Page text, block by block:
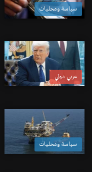
سياسة ومحليات
عربي دولي
سياسة ومحليات